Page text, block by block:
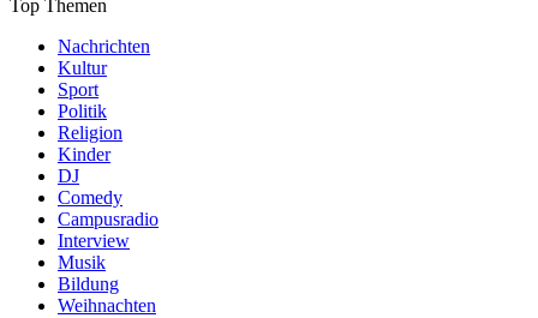
Top Themen
Nachrichten
Kultur
Sport
Politik
Religion
Kinder
DJ
Comedy
Campusradio
Interview
Musik
Bildung
Weihnachten